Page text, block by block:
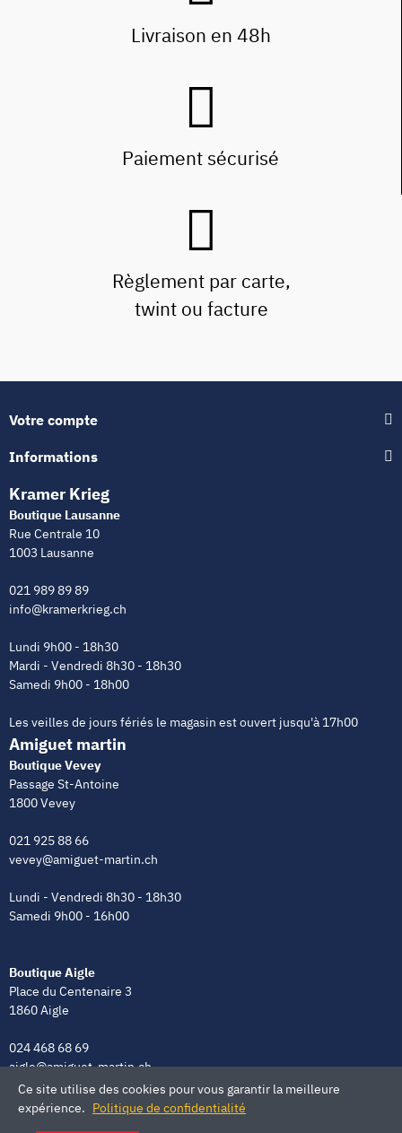
Livraison en 48h
Paiement sécurisé
Règlement par carte,
twint ou facture
Votre compte
Informations
Kramer Krieg
Boutique Lausanne
Rue Centrale 10
1003 Lausanne
021 989 89 89
info@kramerkrieg.ch
Lundi 9h00 - 18h30
Mardi - Vendredi 8h30 - 18h30
Samedi 9h00 - 18h00
Les veilles de jours fériés le magasin est ouvert jusqu'à 17h00
Amiguet martin
Boutique Vevey
Passage St-Antoine
1800 Vevey
021 925 88 66
vevey@amiguet-martin.ch
Lundi - Vendredi 8h30 - 18h30
Samedi 9h00 - 16h00
Boutique Aigle
Place du Centenaire 3
1860 Aigle
024 468 68 69
aigle@amiguet-martin.ch
Lundi - Vendredi 8h00 - 12h00 | 13h30 - 18h30
Ce site utilise des cookies pour vous garantir la meilleure
expérience. Politique de confidentialité